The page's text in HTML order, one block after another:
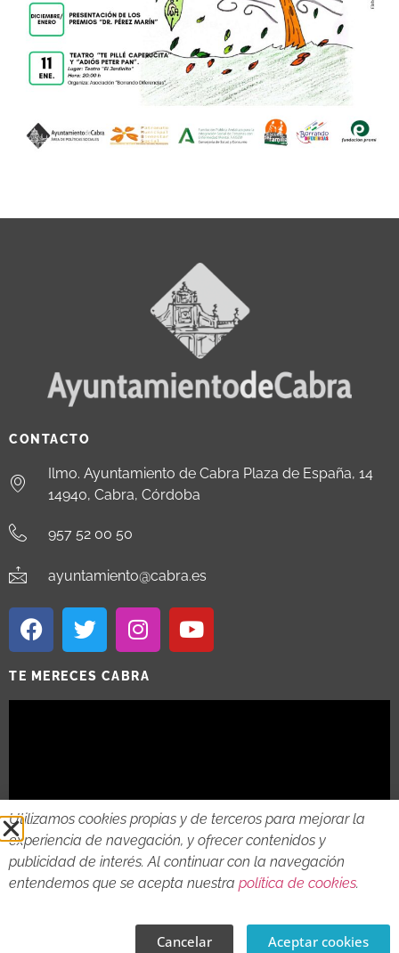
CONTACTO
Ilmo. Ayuntamiento de Cabra Plaza de España, 14
14940, Cabra, Córdoba
957 52 00 50
ayuntamiento@cabra.es
TE MERECES CABRA
2018 - 2026 © AYTO DE CABRA AVISO LEGAL
Utilizamos cookies propias y de terceros para mejorar la
experiencia de navegación, y ofrecer contenidos y
publicidad de interés. Al continuar con la navegación
entendemos que se acepta nuestra política de cookies.
Cancelar Aceptar cookies